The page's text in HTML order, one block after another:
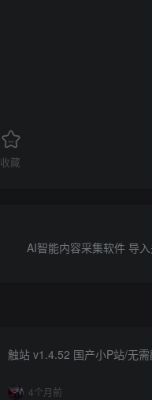
收藏
AI智能内容采集软件 导
触站 v1.4.52 国产小P站/无
4个月前